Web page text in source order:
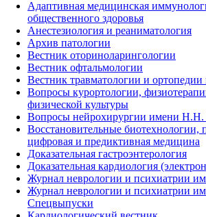
Адаптивная медицинская
общественного здоровья
Анестезиология и реаниматология
Архив патологии
Вестник оториноларингологии
Вестник офтальмологии
Вестник травматологии и
Вопросы курортологии,
физической культуры
Вопросы нейрохирургии имени Н.Н.
Восстановительные биотехнологии,
цифровая и предиктивная медицина
Доказательная гастроэнтерология
Доказательная кардиология
Журнал неврологии и психиатрии
Журнал неврологии и психиатрии
Спецвыпуски